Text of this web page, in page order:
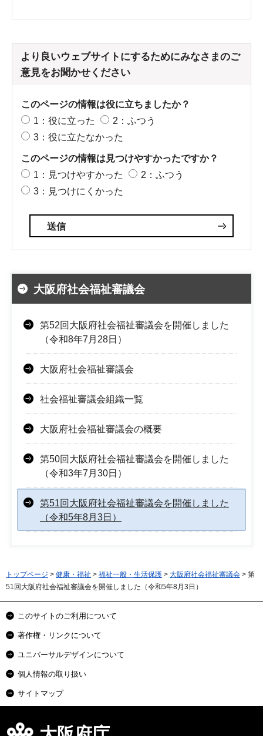
より良いウェブサイトにするためにみなさまのご
意見をお聞かせください
このページの情報は役に立ちましたか？
1：役に立った
2：ふつう
3：役に立たなかった
このページの情報は見つけやすかったですか？
1：見つけやすかった
2：ふつう
3：見つけにくかった
大阪府社会福祉審議会
第52回大阪府社会福祉審議会を開催しました
（令和8年7月28日）
大阪府社会福祉審議会
社会福祉審議会組織一覧
大阪府社会福祉審議会の概要
第50回大阪府社会福祉審議会を開催しました
（令和3年7月30日）
第51回大阪府社会福祉審議会を開催しました
（令和5年8月3日）
トップページ > 健康・福祉 > 福祉一般・生活保護 > 大阪府社会福祉審議会 > 第
51回大阪府社会福祉審議会を開催しました（令和5年8月3日）
このサイトのご利用について
著作権・リンクについて
ユニバーサルデザインについて
個人情報の取り扱い
サイトマップ